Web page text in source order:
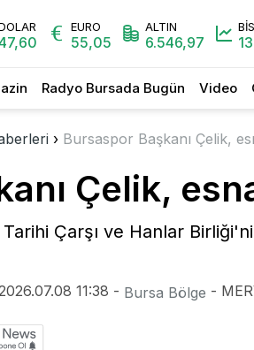
EURO
55,05
ALTIN
6.546,97
Radyo Bursada Bugün Video
› Bursaspor Başkanı Çelik,
Çelik,
Çarşı ve Hanlar
11:38 - Bursa Bölge -